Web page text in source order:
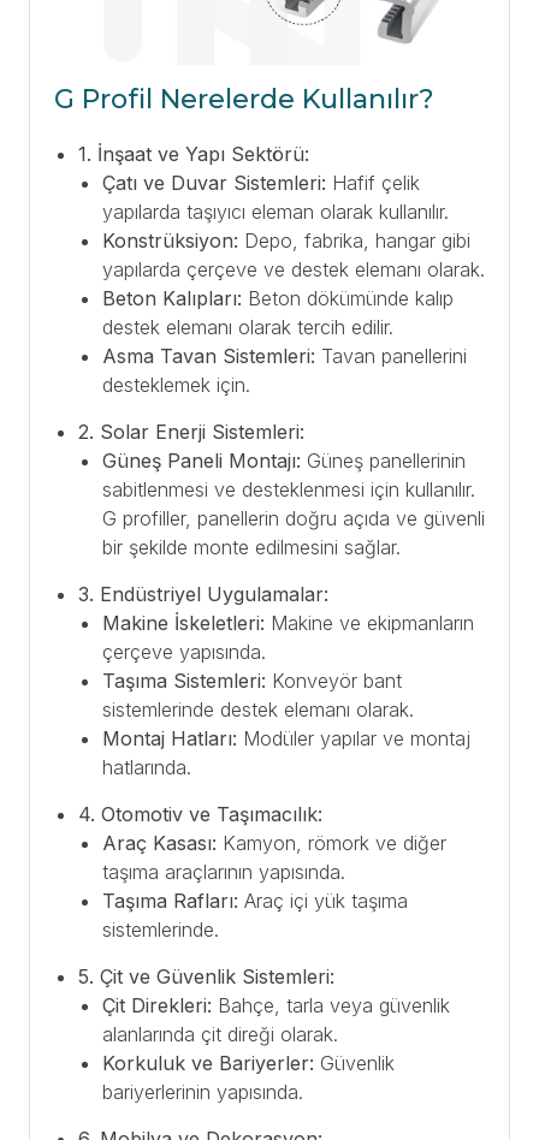
G Profil Nerelerde Kullanılır?
1. İnşaat ve Yapı Sektörü:
Çatı ve Duvar Sistemleri: Hafif çelik
yapılarda taşıyıcı eleman olarak kullanılır.
Konstrüksiyon: Depo, fabrika, hangar gibi
yapılarda çerçeve ve destek elemanı olarak.
Beton Kalıpları: Beton dökümünde kalıp
destek elemanı olarak tercih edilir.
Asma Tavan Sistemleri: Tavan panellerini
desteklemek için.
2. Solar Enerji Sistemleri:
Güneş Paneli Montajı: Güneş panellerinin
sabitlenmesi ve desteklenmesi için kullanılır.
G profiller, panellerin doğru açıda ve güvenli
bir şekilde monte edilmesini sağlar.
3. Endüstriyel Uygulamalar:
Makine İskeletleri: Makine ve ekipmanların
çerçeve yapısında.
Taşıma Sistemleri: Konveyör bant
sistemlerinde destek elemanı olarak.
Montaj Hatları: Modüler yapılar ve montaj
hatlarında.
4. Otomotiv ve Taşımacılık:
Araç Kasası: Kamyon, römork ve diğer
taşıma araçlarının yapısında.
Taşıma Rafları: Araç içi yük taşıma
sistemlerinde.
5. Çit ve Güvenlik Sistemleri:
Çit Direkleri: Bahçe, tarla veya güvenlik
alanlarında çit direği olarak.
Korkuluk ve Bariyerler: Güvenlik
bariyerlerinin yapısında.